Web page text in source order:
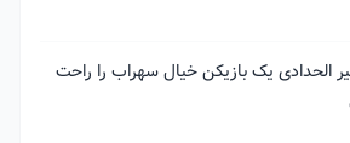
الحدادی یک بازیکن خیال سهراب را راحت